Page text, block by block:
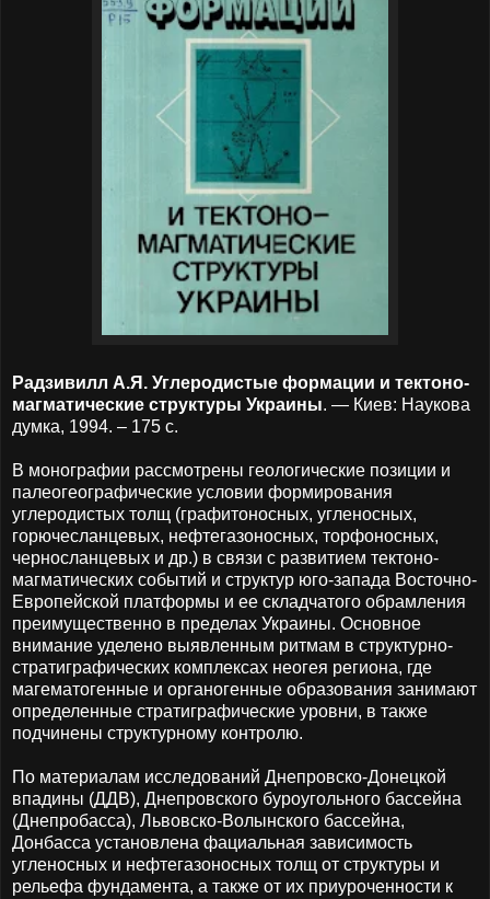
Радзивилл А.Я. Углеродистые формации и тектоно-
магматические структуры Украины. — Киев: Наукова
думка, 1994. – 175 с.
В монографии рассмотрены геологические позиции и
палеогеографические усло­вии формирования
углеродистых толщ (графитоносных, угленосных,
горюче­сланцевых, нефтегазоносных, торфоносных,
черносланцевых и др.) в связи с развитием тектоно-
магматических событий и структур юго-запада Восточно-
Европейской платформы и ее складчатого обрамления
преимущественно в преде­лах Украины. Основное
внимание уделено выявленным ритмам в структурно­
стратиграфических комплексах неогея региона, где
магематогенные и органо­генные образования занимают
определенные стратиграфические уровни, в также
подчинены структурному контролю.
По материалам исследований Днепровско-Донецкой
впадины (ДДВ), Днепровского буроугольного бассейна
(Днепробасса), Львовско-Волынского бассейна,
Донбасса установлена фациальная зависимость
угленосных и нефтегазоносных толщ от структуры и
рельефа фундамента, а также от их приуроченности к